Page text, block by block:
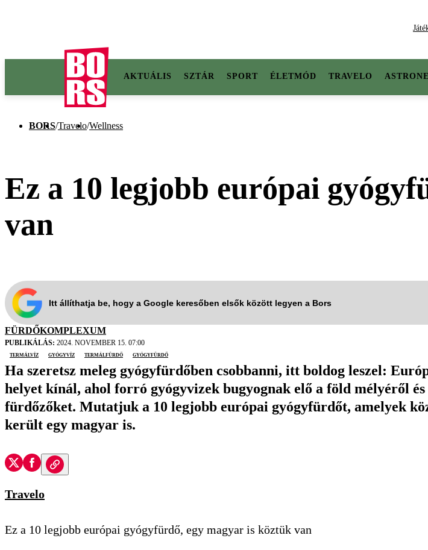
AKTUÁLIS SZTÁR SPORT ÉLETMÓD TRAVELO
BORS/Travelo/Wellness
Ez a 10 legjobb európai
van
Itt állíthatja be, hogy a Google keresőben elsők között legyen a Bors
FÜRDŐKOMPLEXUM
PUBLIKÁLÁS: 2024. NOVEMBER 15. 07:00
termálvíz
gyógyvíz termálfürdő gyógyfürdő
Ha szeretsz meleg gyógyfürdőben csobbanni, itt boldog leszel:
helyet kínál, ahol forró gyógyvizek bugyognak elő a föld mélyéről
fürdőzőket. Mutatjuk a 10 legjobb európai gyógyfürdőt, amelyek
került egy magyar is.
Travelo
Ez a 10 legjobb európai gyógyfürdő, egy magyar is köztük van